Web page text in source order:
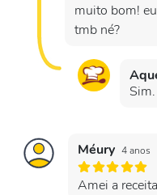
muito bom!
tmb né?
Sim.
Méury 4 anos
Amei a receita